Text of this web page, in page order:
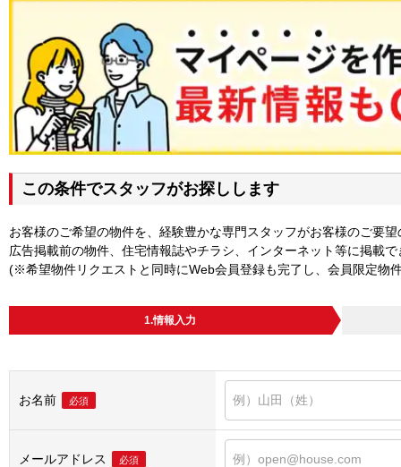
この条件でスタッフがお探しします
お客様のご希望の物件を、経験豊かな専門スタッフがお客様のご要望
広告掲載前の物件、住宅情報誌やチラシ、インターネット等に掲載
(※希望物件リクエストと同時にWeb会員登録も完了し、会員限定物
1.情報入力
お名前 必須
メールアドレス 必須